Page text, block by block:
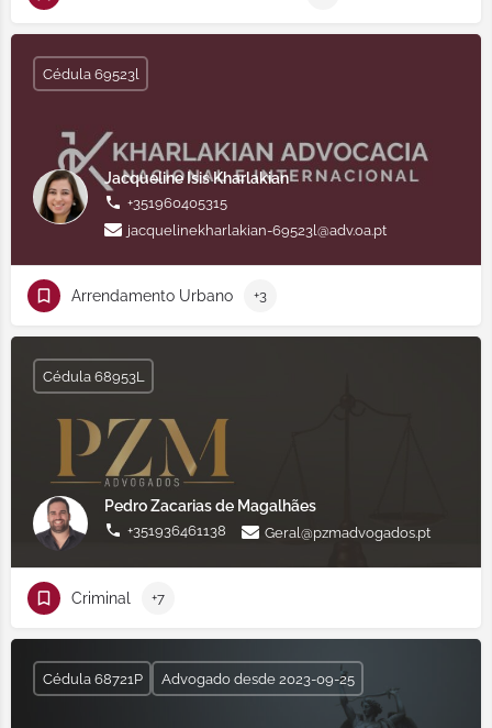
Jacqueline Isis Kharlakian
+351960405315
jacquelinekharlakian-69523l@adv.oa.pt
Cédula 69523l
Arrendamento Urbano +3
Pedro Zacarias de Magalhães
+351936461138 Geral@pzmadvogados.pt
Cédula 68953L
Criminal +7
Cédula 68721P Advogado desde 2023-09-25